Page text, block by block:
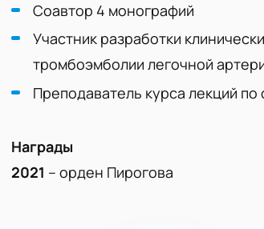
Соавтор 4 монографий
Участник разработки
тромбоэмболии легочной
Преподаватель курса лекций по
Награды
2021 – орден Пирогова